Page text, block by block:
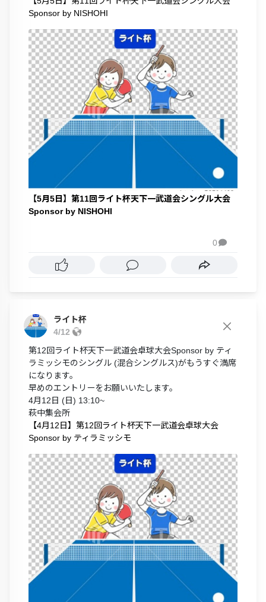
Sponsor by NISHOHI
【5月5日】第11回ライト杯天下一武道会シングル大会
Sponsor by NISHOHI
0
ライト杯
4/12
第12回ライト杯天下一武道会卓球大会Sponsor by ティ
ラミッシモのシングル (混合シングルス)がもうすぐ満席
になります。
早めのエントリーをお願いいたします。
4月12日 (日) 13:10~
萩中集会所
【4月12日】第12回ライト杯天下一武道会卓球大会
Sponsor by ティラミッシモ